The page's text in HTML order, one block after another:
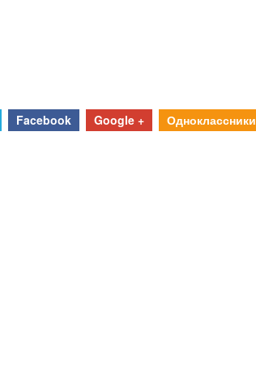
Facebook Google + Одноклассники